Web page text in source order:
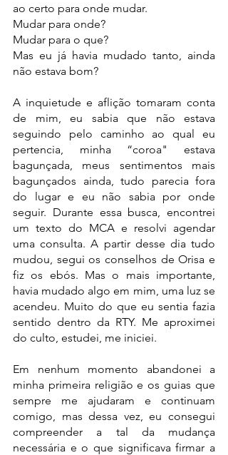
ao certo para onde mudar.
Mudar para onde?
Mudar para o que?
Mas eu já havia mudado tanto, ainda
não estava bom?
A inquietude e aflição tomaram conta
de mim, eu sabia que não estava
seguindo pelo caminho ao qual eu
pertencia, minha “coroa" estava
bagunçada, meus sentimentos mais
bagunçados ainda, tudo parecia fora
do lugar e eu não sabia por onde
seguir. Durante essa busca, encontrei
um texto do MCA e resolvi agendar
uma consulta. A partir desse dia tudo
mudou, segui os conselhos de Orisa e
fiz os ebós. Mas o mais importante,
havia mudado algo em mim, uma luz se
acendeu. Muito do que eu sentia fazia
sentido dentro da RTY. Me aproximei
do culto, estudei, me iniciei.
Em nenhum momento abandonei a
minha primeira religião e os guias que
sempre me ajudaram e continuam
comigo, mas dessa vez, eu consegui
compreender a tal da mudança
necessária e o que significava firmar a